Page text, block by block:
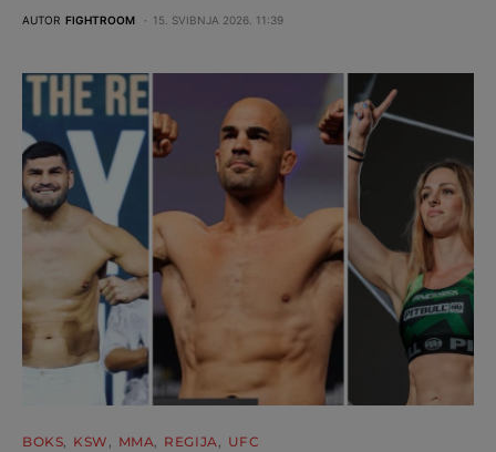
AUTOR FIGHTROOM 15. SVIBNJA 2026. 11:39
BOKS KSW MMA REGIJA UFC